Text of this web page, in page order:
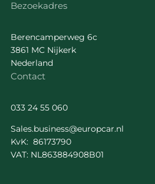
Bezoekadres
Berencamperweg 6c
3861 MC Nijkerk
Nederland
Contact
033 24 55 060
Sales.business@europcar.nl
KvK: 86173790
VAT: NL863884908B01